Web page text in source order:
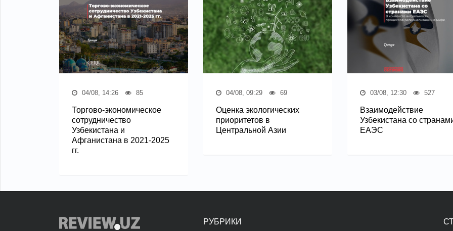
04/08, 14:26 85
Торгово-экономическое
сотрудничество
Узбекистана и
Афганистана в 2021-2025
гг.
04/08, 09:29 69
Оценка экологических
приоритетов в
Центральной Азии
03/08, 12:30 527
Взаимодействие
Узбекистана со
ЕАЭС
РУБРИКИ